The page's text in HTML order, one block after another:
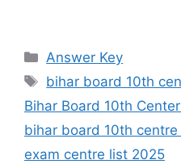
Categories
Answer Key
Tags
bihar board 10th
Bihar Board 10th
bihar board 10th
exam centre list 2025